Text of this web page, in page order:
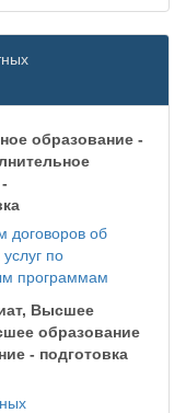
образование -
договоров об
по
программам
Высшее
образование
- подготовка